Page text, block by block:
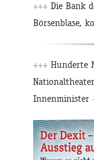
+++ Die Bank
Börsenblase,
+++ Hunderte
Innenminister